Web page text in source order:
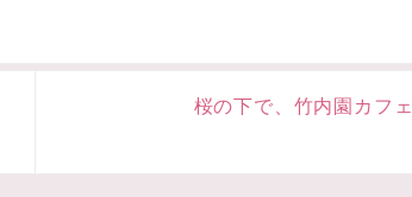
桜の下で、竹内園カフェ